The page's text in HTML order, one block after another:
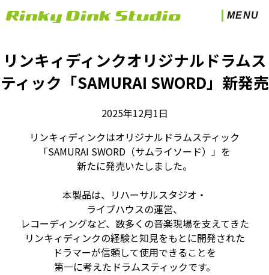
MENU
リンキィディンクオリジナルドラムス
ティック「SAMURAI SWORD」新発売
2025年12月1日
リンキィディンクはオリジナルドラムスティック
「SAMURAI SWORD（サムライソード）」を
新たに発売いたしました。
本製品は、リハーサルスタジオ・
ライブハウスの運営、
レコーディングなど、数多くの音楽現場を支えてきた
リンキィディンクの経験と知見をもとに開発された
ドラマーが信頼して使用できることを
第一に考えたドラムスティックです。